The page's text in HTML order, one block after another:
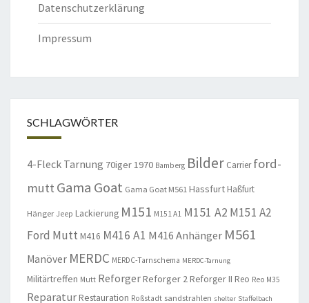
Datenschutzerklärung
Impressum
SCHLAGWÖRTER
4-Fleck Tarnung 70iger1970 Bamberg Bilder Carrier ford-
mutt Gama Goat Gama Goat M561 Hassfurt Haßfurt
Hänger Jeep Lackierung M151 M151 A1 M151 A2 M151 A2
Ford Mutt M416 M416 A1 M416 Anhänger M561
Manöver MERDC MERDC-Tarnschema MERDC-Tarnung
Militärtreffen Mutt ReforgerReforger 2Reforger II Reo Reo M35
ReparaturRestauration Roßstadt sandstrahlen shelter Staffelbach